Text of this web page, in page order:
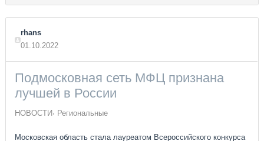
rhans
01.10.2022
Подмосковная сеть МФЦ признана
лучшей в России
НОВОСТИ Региональные
Московская область стала лауреатом Всероссийского конкурса